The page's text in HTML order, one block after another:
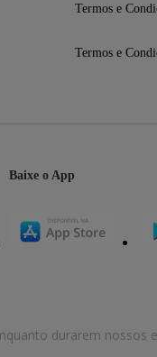
Termos e
Termos e
Baixe o App
durarem nossos